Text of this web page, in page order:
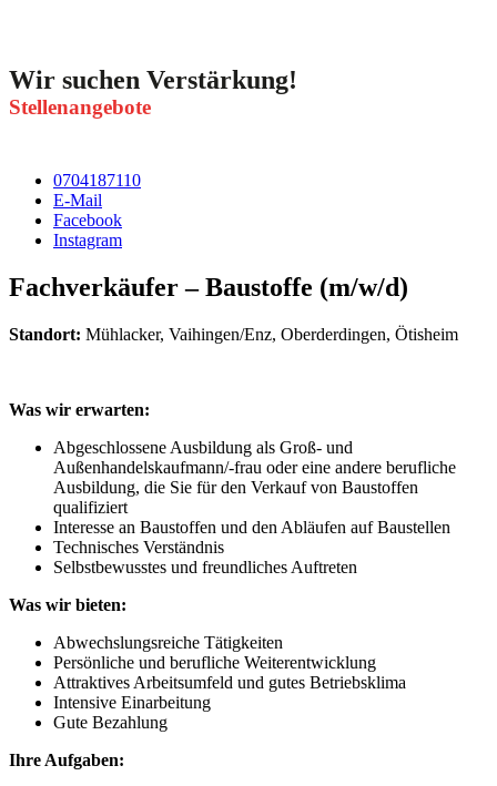
Wir suchen Verstärkung!
Stellenangebote
0704187110
E-Mail
Facebook
Instagram
Fachverkäufer – Baustoffe (m/w/d)
Standort: Mühlacker, Vaihingen/Enz, Oberderdingen, Ötisheim
Was wir erwarten:
Abgeschlossene Ausbildung als Groß- und
Außenhandelskaufmann/-frau oder eine andere berufliche
Ausbildung, die Sie für den Verkauf von Baustoffen
qualifiziert
Interesse an Baustoffen und den Abläufen auf Baustellen
Technisches Verständnis
Selbstbewusstes und freundliches Auftreten
Was wir bieten:
Abwechslungsreiche Tätigkeiten
Persönliche und berufliche Weiterentwicklung
Attraktives Arbeitsumfeld und gutes Betriebsklima
Intensive Einarbeitung
Gute Bezahlung
Ihre Aufgaben: